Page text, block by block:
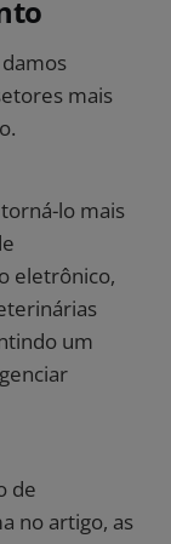
mais
lo mais
eletrônico,
um
de
no artigo, as